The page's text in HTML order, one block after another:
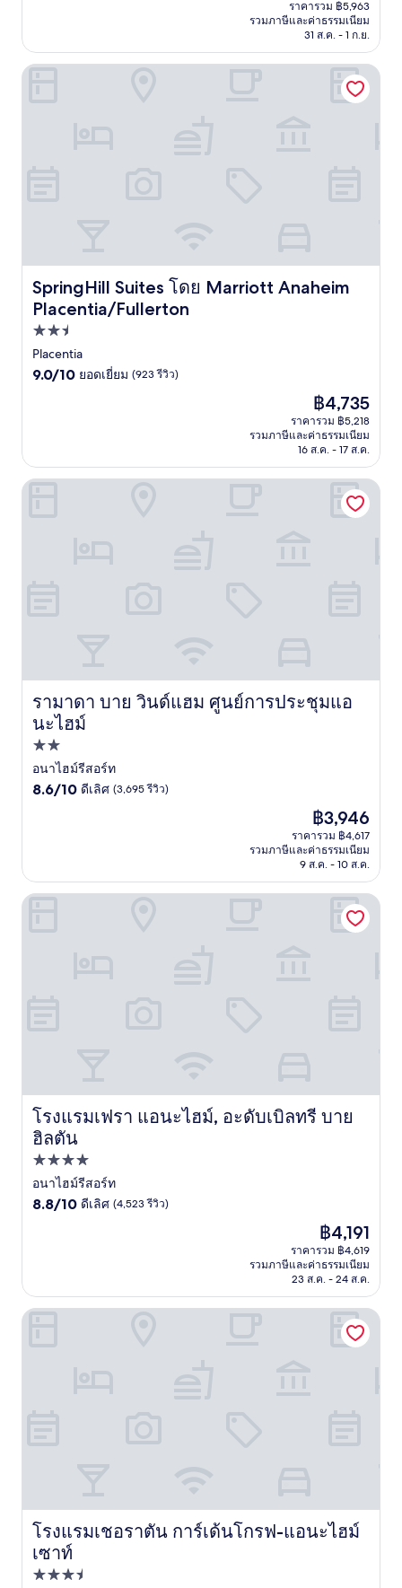
รีวิว)
คือ
฿5,096
ราคารวม ฿5,963
รวมภาษีและค่าธรรมเนียม
31 ส.ค. - 1 ก.ย.
SpringHill Suites โดย Marriott Anaheim
Placentia/Fullerton
SpringHill Suites โดย Marriott Anaheim Placentia/
ที่พัก
2.5
ดาว
Placentia
9.0
รีวิว)
9.0/10 ยอดเยี่ยม (923 รีวิว)
ราคา
ปัจจุบัน
คือ
฿4,735
฿4,735
ราคารวม ฿5,218
รวมภาษีและค่าธรรมเนียม
16 ส.ค. - 17 ส.ค.
SpringHill Suites โดย Marriott Anaheim Placentia/Fullerton
รามาดา บาย วินด์แฮม ศูนย์การประชุมแอ
นะไฮม์
รามาดา บาย วินด์แฮม ศูนย์การประชุมแอนะไฮม์
ที่พัก
2.0
ดาว
อนาไฮม์รีสอร์ท
8.6
รีวิว)
8.6/10 ดีเลิศ (3,695 รีวิว)
ราคา
ปัจจุบัน
คือ
฿3,946
฿3,946
ราคารวม ฿4,617
รวมภาษีและค่าธรรมเนียม
9 ส.ค. - 10 ส.ค.
รามาดา บาย วินด์แฮม ศูนย์การประชุมแอนะไฮม์
โรงแรมเฟรา แอนะไฮม์, อะดับเบิลทรี บาย
ฮิลตัน
โรงแรมเฟรา แอนะไฮม์, อะดับเบิลทรี บายฮิลตัน
ที่พัก
4.0
ดาว
อนาไฮม์รีสอร์ท
8.8
รีวิว)
8.8/10 ดีเลิศ (4,523 รีวิว)
ราคา
ปัจจุบัน
คือ
฿4,191
฿4,191
ราคารวม ฿4,619
รวมภาษีและค่าธรรมเนียม
23 ส.ค. - 24 ส.ค.
โรงแรมเฟรา แอนะไฮม์, อะดับเบิลทรี บายฮิลตัน
โรงแรมเชอราตัน การ์เด้นโกรฟ-แอนะไฮม์
เซาท์
โรงแรมเชอราตัน การ์เด้นโกรฟ-แอนะไฮม์เซาท์
ที่พัก
โรงแรมเชอราตัน การ์เด้นโกรฟ-แอนะไฮม์เซาท์